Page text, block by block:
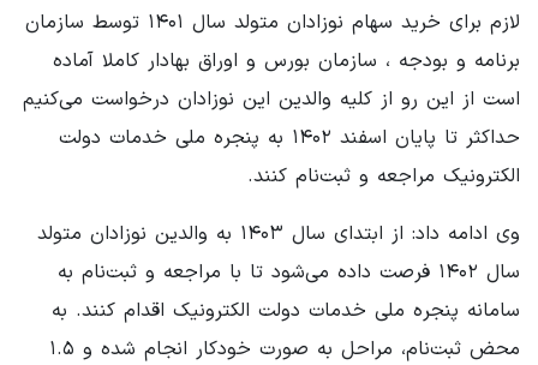
لازم برای خرید سهام نوزادان متولد سال ۱۴۰۱ توسط سازمان
برنامه و بودجه ، سازمان بورس و اوراق بهادار کاملا آماده
است از این رو از کلیه والدین این نوزادان درخواست می‌کنیم
حداکثر تا پایان اسفند ۱۴۰۲ به پنجره ملی خدمات دولت
الکترونیک مراجعه و ثبت‌نام کنند.
وی ادامه داد: از ابتدای سال ۱۴۰۳ به والدین نوزادان متولد
سال ۱۴۰۲ فرصت داده می‌شود تا با مراجعه و ثبت‌نام به
سامانه پنجره ملی خدمات دولت الکترونیک اقدام کنند. به
محض ثبت‌نام، مراحل به صورت خودکار انجام شده و ۱.۵